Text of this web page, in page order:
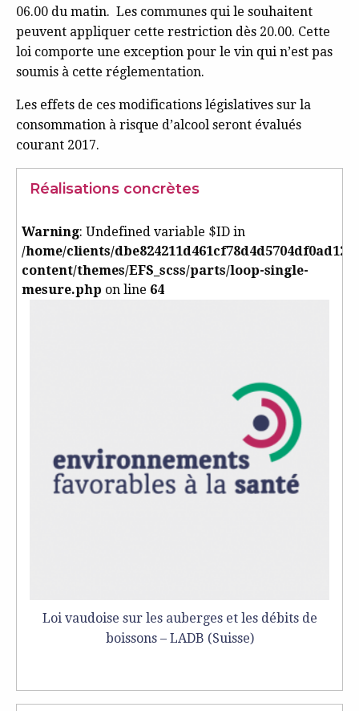
06.00 du matin. Les communes qui le souhaitent
peuvent appliquer cette restriction dès 20.00. Cette
loi comporte une exception pour le vin qui n’est pas
soumis à cette réglementation.
Les effets de ces modifications législatives sur la
consommation à risque d’alcool seront évalués
courant 2017.
Réalisations concrètes
Warning: Undefined variable $ID in
/home/clients/
content/themes/EFS_scss/parts/loop-single-
mesure.php on line 64
Loi vaudoise sur les auberges et les débits de
boissons – LADB (Suisse)